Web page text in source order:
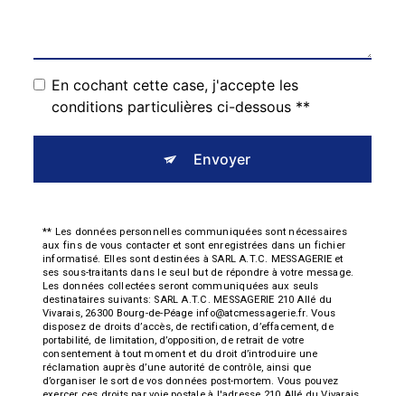
En cochant cette case, j'accepte les
conditions particulières ci-dessous **
Envoyer
** Les données personnelles communiquées sont nécessaires
aux fins de vous contacter et sont enregistrées dans un fichier
informatisé. Elles sont destinées à SARL A.T.C. MESSAGERIE et
ses sous-traitants dans le seul but de répondre à votre message.
Les données collectées seront communiquées aux seuls
destinataires suivants: SARL A.T.C. MESSAGERIE 210 Allé du
Vivarais, 26300 Bourg-de-Péage info@atcmessagerie.fr. Vous
disposez de droits d’accès, de rectification, d’effacement, de
portabilité, de limitation, d’opposition, de retrait de votre
consentement à tout moment et du droit d’introduire une
réclamation auprès d’une autorité de contrôle, ainsi que
d’organiser le sort de vos données post-mortem. Vous pouvez